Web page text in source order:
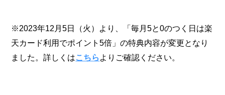
※2023年12月5日（火）より、「毎月5と0のつく日は楽
天カード利用でポイント5倍」の特典内容が変更となり
ました。詳しくはこちら よりご確認ください。